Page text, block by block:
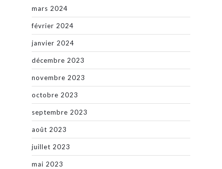
mars 2024
février 2024
janvier 2024
décembre 2023
novembre 2023
octobre 2023
septembre 2023
août 2023
juillet 2023
mai 2023